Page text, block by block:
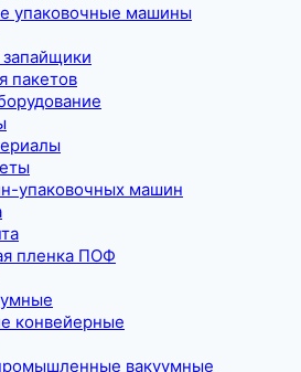
упаковочные машины
пакетов
упаковочных машин
пленка ПОФ
конвейерные
вакуумные